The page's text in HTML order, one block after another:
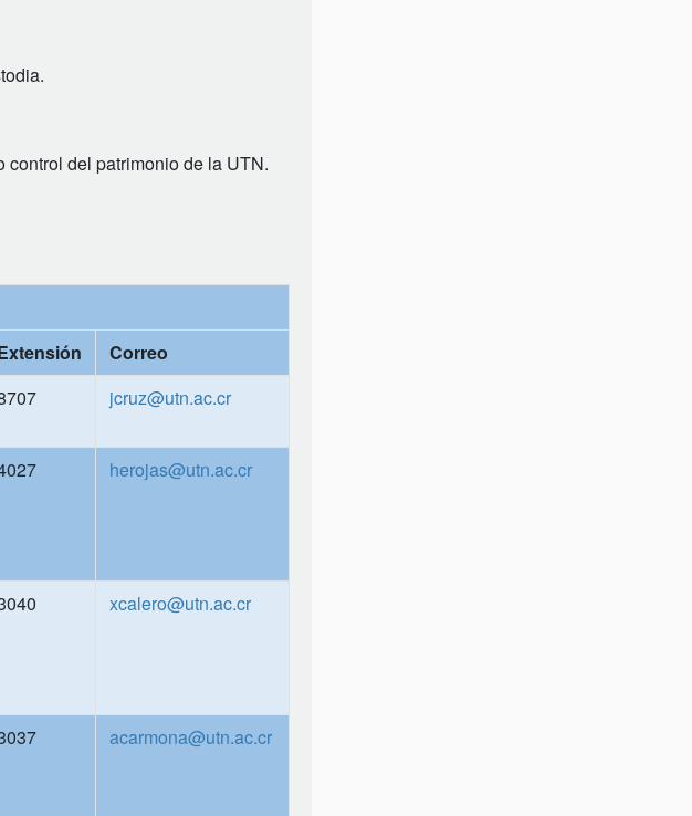
del patrimonio de la UTN.
Correo
jcruz@utn.ac.cr
herojas@utn.ac.cr
xcalero@utn.ac.cr
acarmona@utn.ac.cr